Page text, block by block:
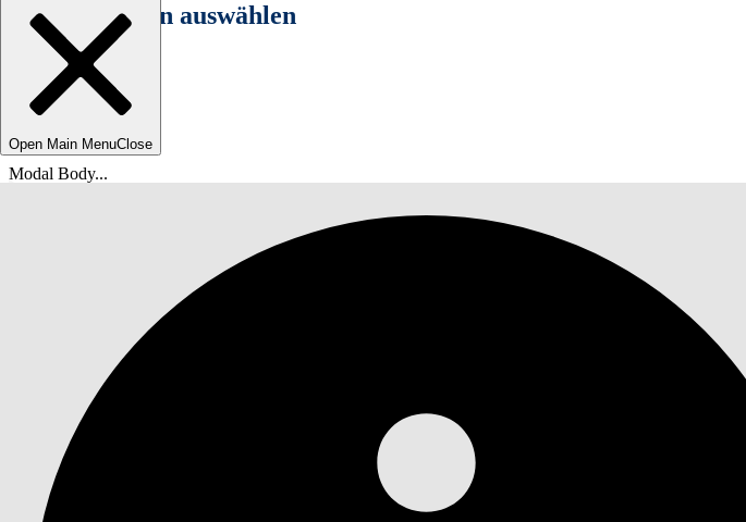
Organisation auswählen
Open Main MenuClose
Modal Body...
Sie befinden sich hier: